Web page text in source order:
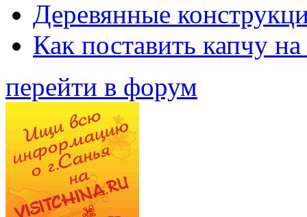
Деревянные
Как поставить капчу
перейти в форум